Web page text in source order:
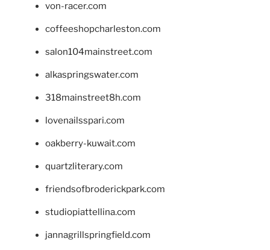
von-racer.com
coffeeshopcharleston.com
salon104mainstreet.com
alkaspringswater.com
318mainstreet8h.com
lovenailsspari.com
oakberry-kuwait.com
quartzliterary.com
friendsofbroderickpark.com
studiopiattellina.com
jannagrillspringfield.com